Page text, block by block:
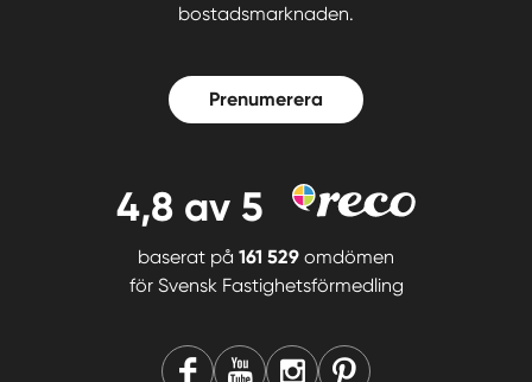
bostadsmarknaden.
Prenumerera
4,8 av 5
baserat på 161 529 omdömen
för Svensk Fastighetsförmedling